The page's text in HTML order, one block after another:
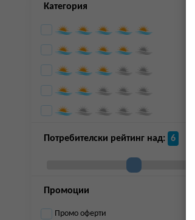
Пелопонес
Санторини
Тасос
Категория
Потребителски рейтинг над: 6
Промоции
Промо оферти